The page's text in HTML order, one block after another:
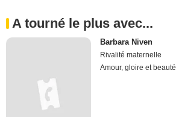
A tourné le plus avec...
Barbara Niven
Rivalité maternelle
Amour, gloire et beauté